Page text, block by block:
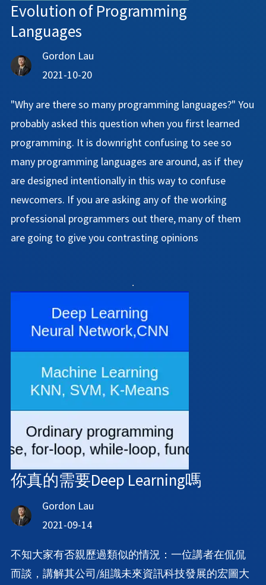
Evolution of Programming
Languages
Gordon Lau
2021-10-20
"Why are there so many programming languages?" You
probably asked this question when you first learned
programming. It is downright confusing to see so
many programming languages are around, as if they
are designed intentionally in this way to confuse
newcomers. If you are asking any of the working
professional programmers out there, many of them
are going to give you contrasting opinions
你真的需要Deep Learning嗎
Gordon Lau
2021-09-14
不知大家有否親歷過類似的情況：一位講者在侃侃
而談，講解其公司/組識未來資訊科技發展的宏圖大